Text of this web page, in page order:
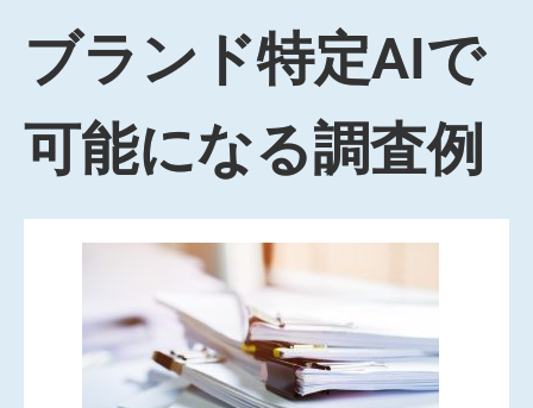
ブランド特定AIで
可能になる調査例